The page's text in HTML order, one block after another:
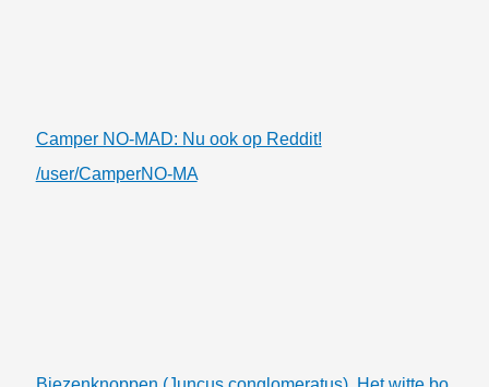
Camper NO-MAD: Nu ook op Reddit!
/user/CamperNO-MA